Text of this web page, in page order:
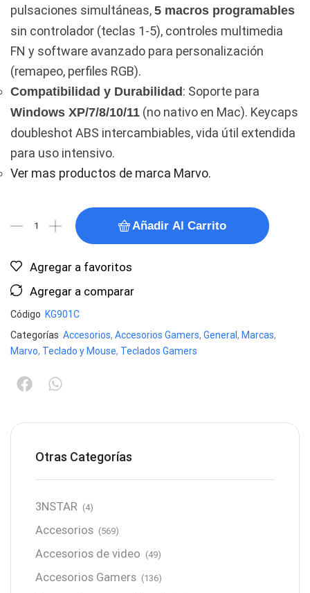
pulsaciones simultáneas, 5 macros programables
sin controlador (teclas 1-5), controles multimedia
FN y software avanzado para personalización
(remapeo, perfiles RGB).
Compatibilidad y Durabilidad : Soporte para
Windows XP/7/8/10/11 (no nativo en Mac). Keycaps
doubleshot ABS intercambiables, vida útil extendida
para uso intensivo.
Ver mas productos de marca Marvo.
Añadir Al Carrito
Agregar a favoritos
Agregar a comparar
Código KG901C
Categorías Accesorios, Accesorios Gamers, General , Marcas,
Marvo, Teclado y Mouse, Teclados Gamers
Otras Categorías
3NSTAR (4)
Accesorios (569)
Accesorios de video (49)
Accesorios Gamers (136)